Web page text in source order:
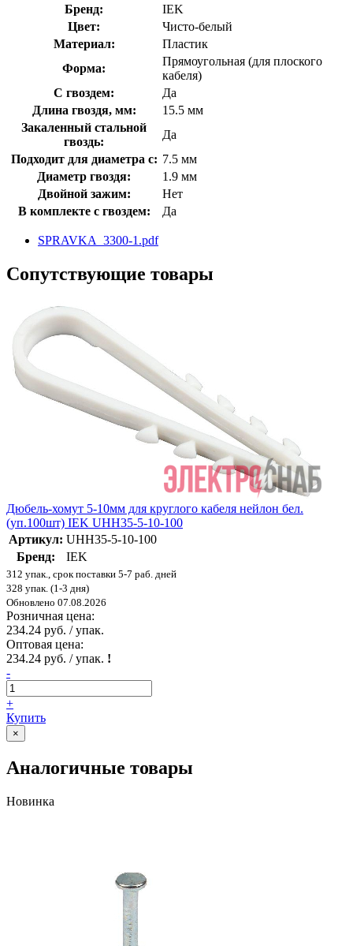
Бренд:
IEK
Цвет:
Чисто-белый
Материал:
Пластик
Форма:
Прямоугольная (для плоского
кабеля)
С гвоздем:
Да
Длина гвоздя, мм:
15.5 мм
Закаленный стальной
гвоздь:
Да
Подходит для диаметра с: 7.5 мм
Диаметр гвоздя:
1.9 мм
Двойной зажим:
Нет
В комплекте с гвоздем:
Да
SPRAVKA_3300-1.pdf
Сопутствующие товары
Дюбель-хомут 5-10мм для круглого кабеля нейлон бел.
(уп.100шт) IEK UHH35-5-10-100
Артикул: UHH35-5-10-100
Бренд:
IEK
312 упак., срок поставки 5-7 раб. дней
328 упак. (1-3 дня)
Обновлено 07.08.2026
Розничная цена:
234.24 руб. / упак.
Оптовая цена:
234.24 руб. / упак. !
-
+
Купить
×
Аналогичные товары
Новинка